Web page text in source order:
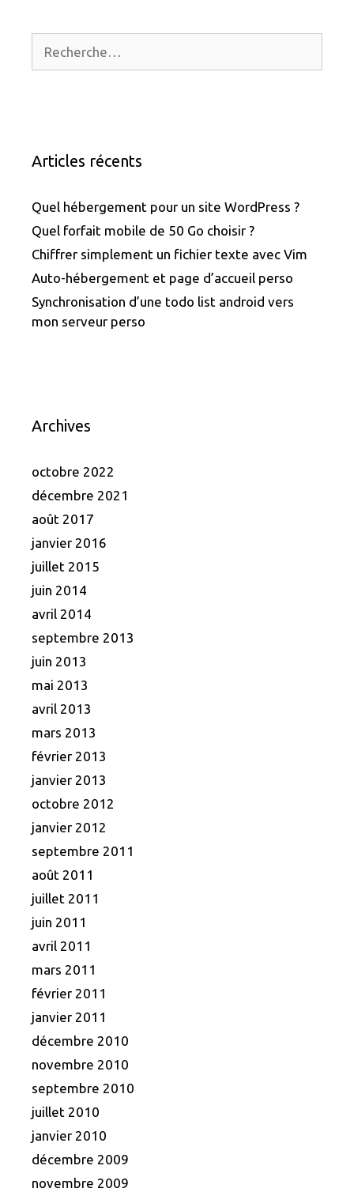
Articles récents
Quel hébergement pour un site WordPress ?
Quel forfait mobile de 50 Go choisir ?
Chiffrer simplement un fichier texte avec Vim
Auto-hébergement et page d’accueil perso
Synchronisation d’une todo list android vers
mon serveur perso
Archives
octobre 2022
décembre 2021
août 2017
janvier 2016
juillet 2015
juin 2014
avril 2014
septembre 2013
juin 2013
mai 2013
avril 2013
mars 2013
février 2013
janvier 2013
octobre 2012
janvier 2012
septembre 2011
août 2011
juillet 2011
juin 2011
avril 2011
mars 2011
février 2011
janvier 2011
décembre 2010
novembre 2010
septembre 2010
juillet 2010
janvier 2010
décembre 2009
novembre 2009